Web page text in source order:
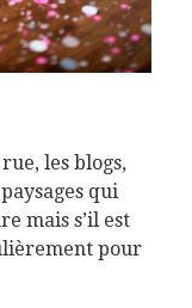
les blogs,
qui
mais s’il est
pour